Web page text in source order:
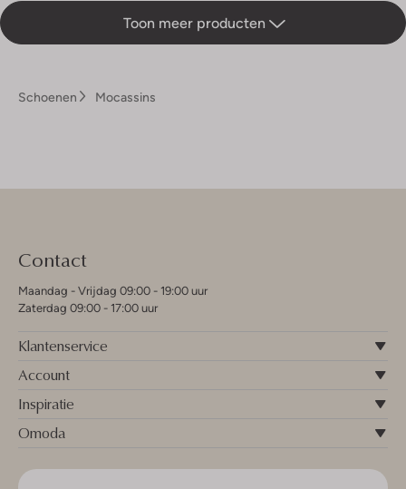
Toon meer producten
Schoenen Mocassins
Contact
Maandag - Vrijdag 09:00 - 19:00 uur
Zaterdag 09:00 - 17:00 uur
Klantenservice
Account
Inspiratie
Omoda